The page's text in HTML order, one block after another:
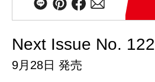
Next Issue No.
9月28日 発売